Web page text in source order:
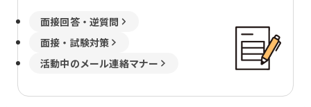
面接回答・逆質問
面接・試験対策
活動中のメール連絡マナー